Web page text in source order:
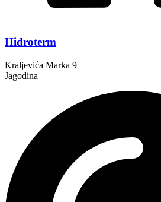
Hidroterm
Kraljevića Marka 9
Jagodina